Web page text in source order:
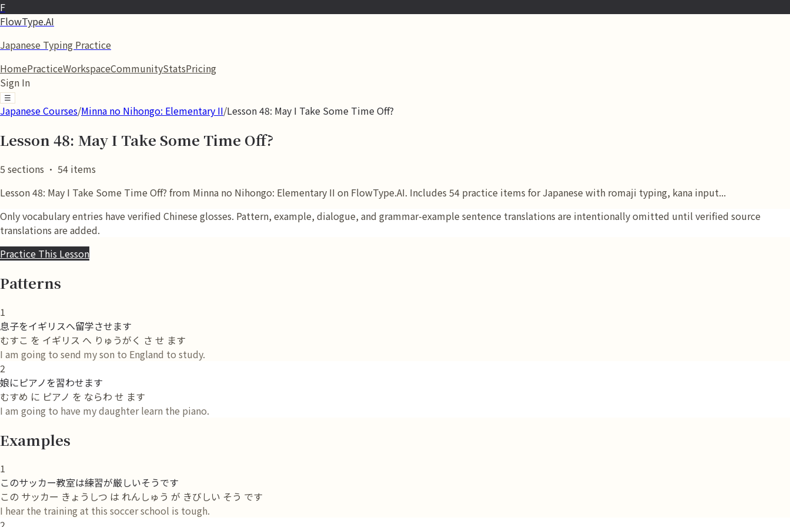
F
FlowType.AI
Japanese Typing Practice
HomePracticeWorkspaceCommunityStatsPricing
Sign In
☰
Japanese Courses/Minna no Nihongo: Elementary II/Lesson 48: May I Take Some Time Off?
Lesson 48: May I Take Some Time Off?
5 sections · 54 items
Lesson 48: May I Take Some Time Off? from Minna no Nihongo: Elementary II on FlowType.AI. Includes 54 practice items for Japanese with romaji typing, kana input...
Only vocabulary entries have verified Chinese glosses. Pattern, example, dialogue, and grammar-example sentence translations are intentionally omitted until verified source
translations are added.
Practice This Lesson
Patterns
1
息子をイギリスへ留学させます
むすこ を イギリス へ りゅうがく さ せ ます
I am going to send my son to England to study.
2
娘にピアノを習わせます
むすめ に ピアノ を ならわ せ ます
I am going to have my daughter learn the piano.
Examples
1
このサッカー教室は練習が厳しいそうです
この サッカー きょうしつ は れんしゅう が きびしい そう です
I hear the training at this soccer school is tough.